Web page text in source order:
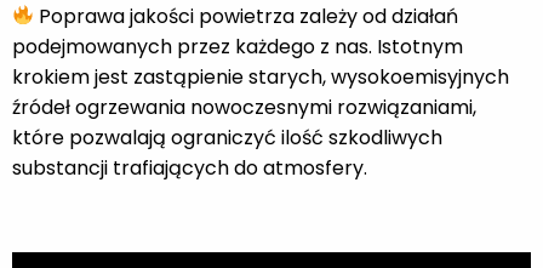
Poprawa jakości powietrza zależy od działań
podejmowanych przez każdego z nas. Istotnym
krokiem jest zastąpienie starych, wysokoemisyjnych
źródeł ogrzewania nowoczesnymi rozwiązaniami,
które pozwalają ograniczyć ilość szkodliwych
substancji trafiających do atmosfery.